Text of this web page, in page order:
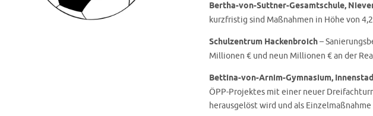
Bertha-von-Suttner-Gesamtschule,
kurzfristig sind Maßnahmen in Höhe von
Schulzentrum Hackenbroich–
Millionen € und neun Millionen € an der
Bettina-von-Arnim-Gymnasium,
ÖPP-Projektes mit einer neuer
herausgelöst wird und als